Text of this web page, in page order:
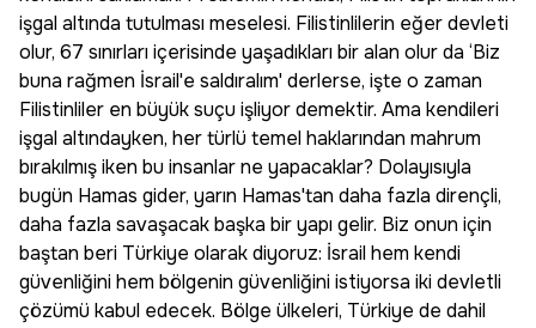
işgal altında tutulması meselesi. Filistinlilerin eğer devleti
olur, 67 sınırları içerisinde yaşadıkları bir alan olur da ‘Biz
buna rağmen İsrail'e saldıralım' derlerse, işte o zaman
Filistinliler en büyük suçu işliyor demektir. Ama kendileri
işgal altındayken, her türlü temel haklarından mahrum
bırakılmış iken bu insanlar ne yapacaklar? Dolayısıyla
bugün Hamas gider, yarın Hamas'tan daha fazla dirençli,
daha fazla savaşacak başka bir yapı gelir. Biz onun için
baştan beri Türkiye olarak diyoruz: İsrail hem kendi
güvenliğini hem bölgenin güvenliğini istiyorsa iki devletli
çözümü kabul edecek. Bölge ülkeleri, Türkiye de dahil